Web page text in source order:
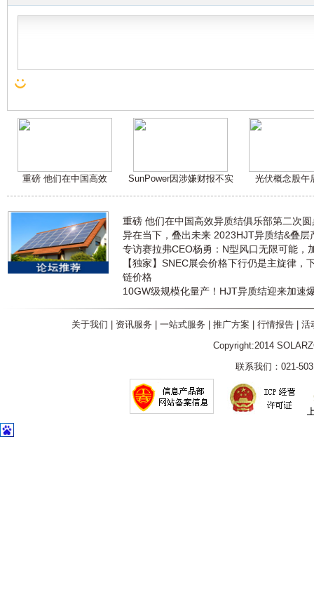
重磅 他们在中国高效 SunPower因涉嫌财报不实 光伏概念股午
重磅 他们在中国高效异质结俱乐部第二次
异在当下，叠出未来 2023HJT异质结&叠层
专访赛拉弗CEO杨勇：N型风口无限可能，
【独家】SNEC展会价格下行仍是主旋律，
链价格
10GW级规模化量产！HJT异质结迎来加速
关于我们 资讯服务 一站式服务 推广方案 行情报告| 活
Copyright:2014
联系我们：021-